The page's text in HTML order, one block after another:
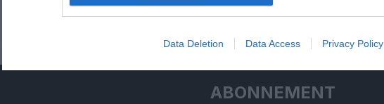
Data Deletion Data Access Privacy Policy
ABONNEMENT